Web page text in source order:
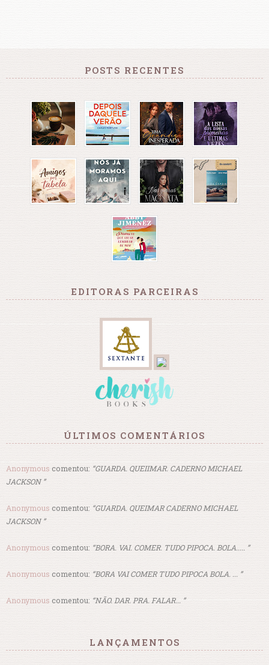
POSTS RECENTES
EDITORAS PARCEIRAS
ÚLTIMOS COMENTÁRIOS
Anonymous comentou: “GUARDA. QUEIIMAR. CADERNO MICHAEL
JACKSON ”
Anonymous comentou: “GUARDA. QUEIMAR CADERNO MICHAEL
JACKSON ”
Anonymous comentou: “BORA. VAI. COMER. TUDO PIPOCA. BOLA..... ”
Anonymous comentou: “BORA VAI COMER TUDO PIPOCA BOLA. ... ”
Anonymous comentou: “NÃO. DAR. PRA. FALAR... ”
LANÇAMENTOS